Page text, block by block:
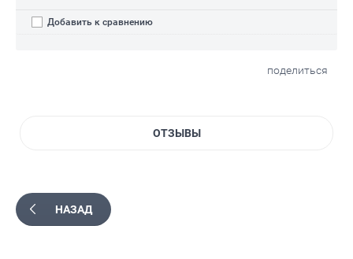
Добавить к сравнению
поделиться
ОТЗЫВЫ
НАЗАД